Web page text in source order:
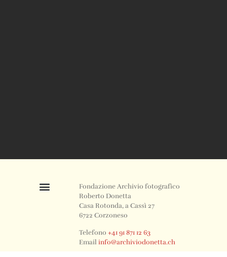
Fondazione Archivio fotografico
Roberto Donetta
Casa Rotonda, a Cassì 27
6722 Corzoneso
Telefono+41 91 871 12 63
Emailinfo@archiviodonetta.ch